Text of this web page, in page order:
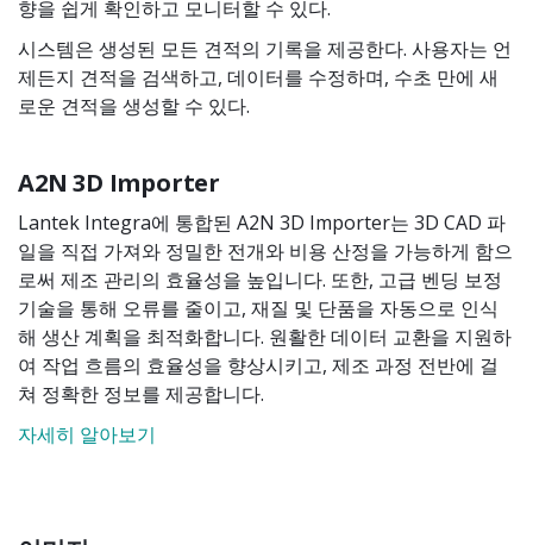
향을 쉽게 확인하고 모니터할 수 있다.
시스템은 생성된 모든 견적의 기록을 제공한다. 사용자는 언
제든지 견적을 검색하고, 데이터를 수정하며, 수초 만에 새
로운 견적을 생성할 수 있다.
A2N 3D Importer
Lantek Integra에 통합된 A2N 3D Importer는 3D CAD 파
일을 직접 가져와 정밀한 전개와 비용 산정을 가능하게 함으
로써 제조 관리의 효율성을 높입니다. 또한, 고급 벤딩 보정
기술을 통해 오류를 줄이고, 재질 및 단품을 자동으로 인식
해 생산 계획을 최적화합니다. 원활한 데이터 교환을 지원하
여 작업 흐름의 효율성을 향상시키고, 제조 과정 전반에 걸
쳐 정확한 정보를 제공합니다.
자세히 알아보기